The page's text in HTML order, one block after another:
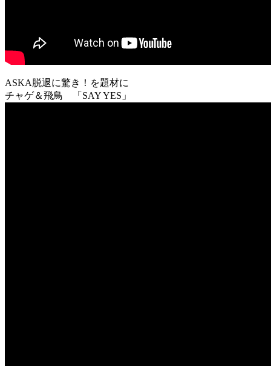
ASKA脱退に驚き！を題材に
チャゲ＆飛鳥 「SAY YES」